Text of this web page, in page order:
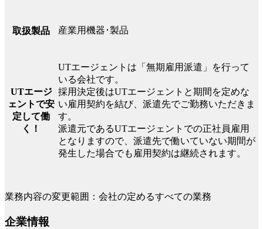
取扱製品 産業用機器･製品
UTエージ
ェントで安
定して働
く！
UTエージェントは「無期雇用派遣」を行って
いる会社です。
採用決定後はUTエージェントと期間を定めな
い雇用契約を結び、派遣先でご勤務いただきま
す。
派遣元であるUTエージェントでの正社員雇用
となりますので、派遣先で働いていない期間が
発生した場合でも雇用契約は継続されます。
業務内容の変更範囲：会社の定めるすべての業務
企業情報